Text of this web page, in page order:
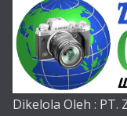
Dikelola Oleh :